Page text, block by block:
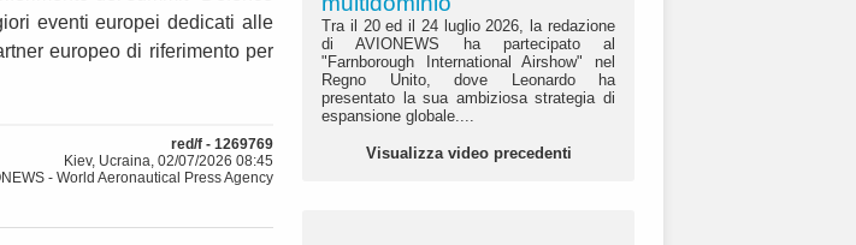
eventi europei dedicati alle
europeo di riferimento per
red/f - 1269769
Kiev, Ucraina, 02/07/2026 08:45
- World Aeronautical Press Agency
Tra il 20 ed il 24 luglio 2026, la redazione
di AVIONEWS ha partecipato al
"Farnborough International Airshow" nel
Regno Unito, dove Leonardo ha
presentato la sua ambiziosa strategia di
espansione globale....
Visualizza video precedenti